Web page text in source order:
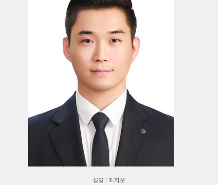
성명 : 최회운